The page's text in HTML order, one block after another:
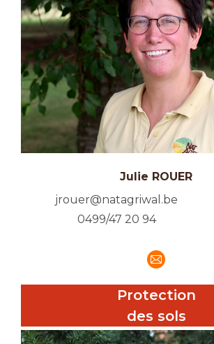
Julie ROUER
jrouer@natagriwal.be
0499/47 20 94
E-
mail
Protection
des sols